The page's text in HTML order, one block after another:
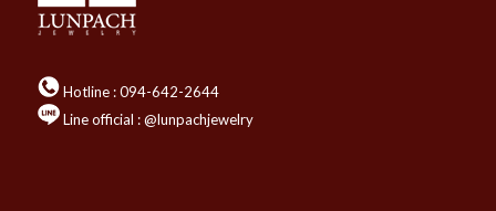
Hotline :094-642-2644
Line official : @lunpachjewelry